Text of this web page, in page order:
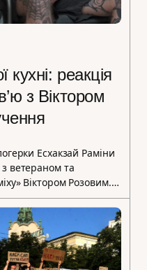
кухні: реакція
з Віктором
Есхакзай Раміни
ветераном та
Віктором Розовим.…